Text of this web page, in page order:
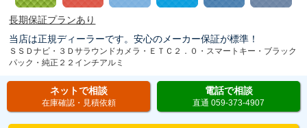
長期保証プランあり
当店は正規ディーラーです。安心のメーカー保証が標準！
ＳＳＤナビ・３Ｄサラウンドカメラ・ＥＴＣ２．０・スマートキー・ブラック
パック・純正２２インチアルミ
ネットで相談
在庫確認・見積依頼
電話で相談
直通 059-373-4907